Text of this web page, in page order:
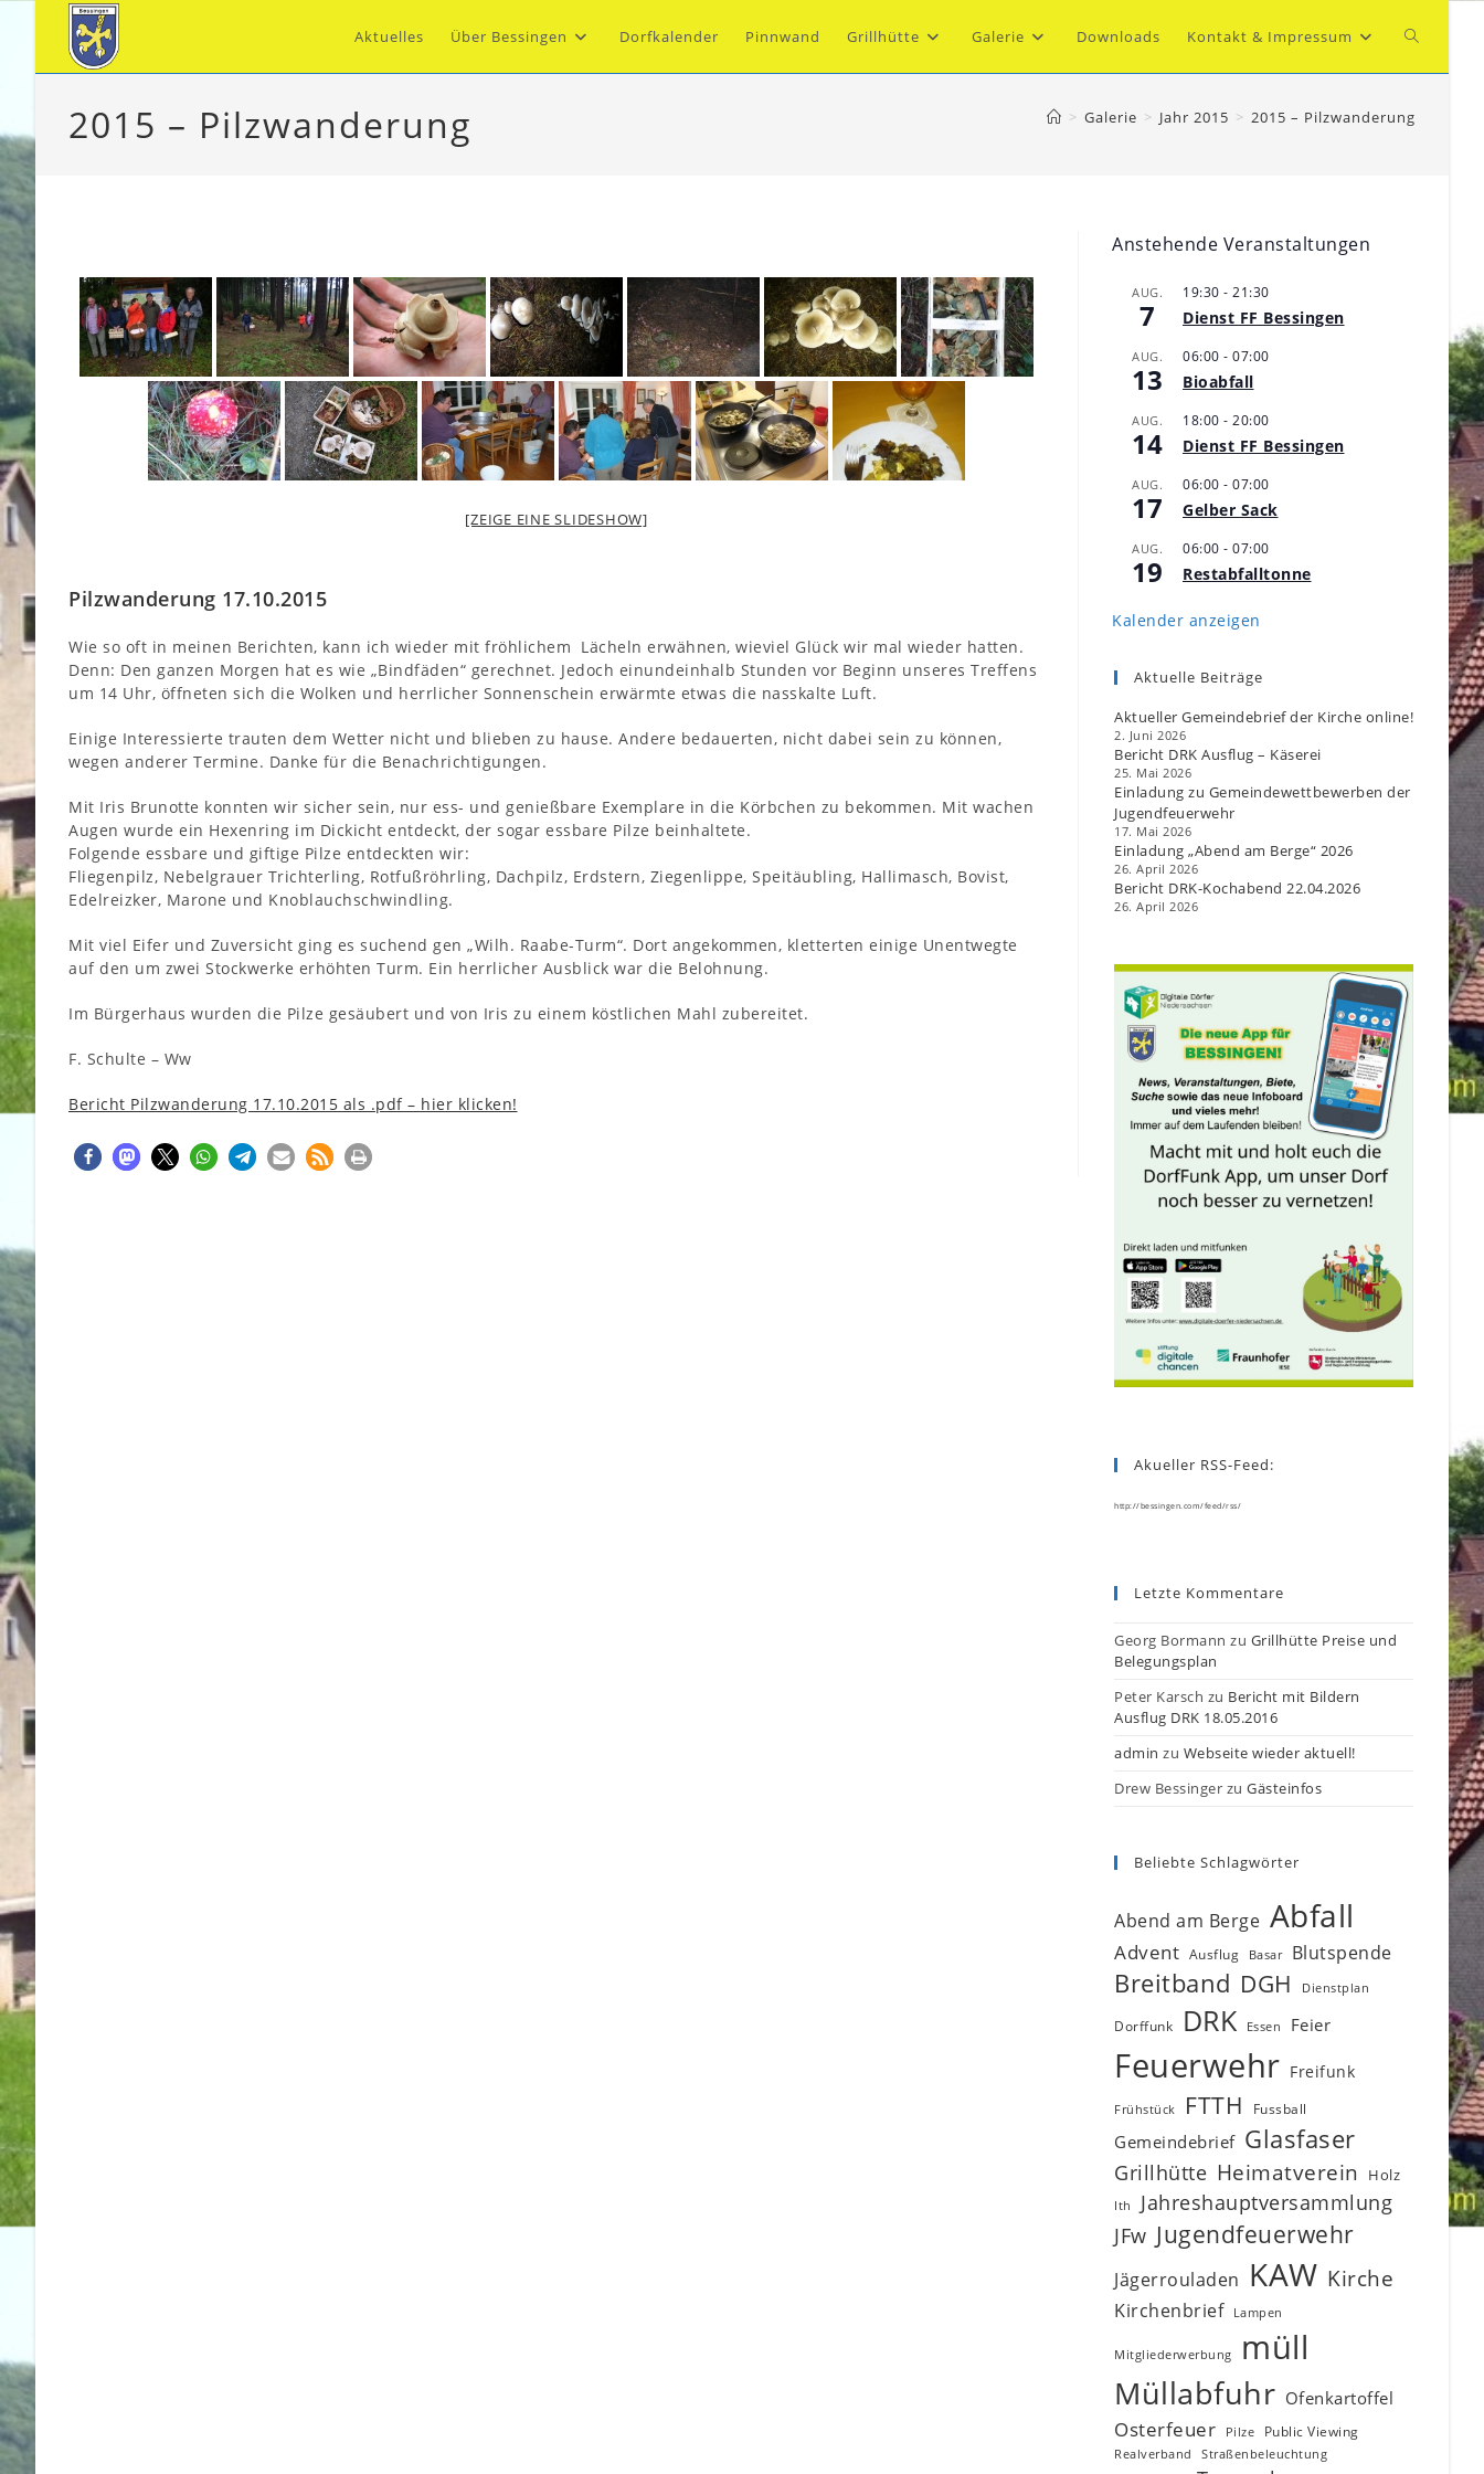
springen
Aktuelles Über Bessingen Dorfkalender Pinnwand Grillhütte Galerie Downloads Kontakt & Impressum Website-
2015 – Pilzwanderung > Galerie > Jahr 2015 > 2015 – Pilzwanderung
[ZEIGE EINE SLIDESHOW]
Pilzwanderung 17.10.2015
Wie so oft in meinen Berichten, kann ich wieder mit fröhlichem Lächeln erwähnen, wieviel Glück wir mal wieder hatten.
Denn: Den ganzen Morgen hat es wie „Bindfäden“ gerechnet. Jedoch einundeinhalb Stunden vor Beginn unseres Treffens
um 14 Uhr, öffneten sich die Wolken und herrlicher Sonnenschein erwärmte etwas die nasskalte Luft.
Einige Interessierte trauten dem Wetter nicht und blieben zu hause. Andere bedauerten, nicht dabei sein zu können,
wegen anderer Termine. Danke für die Benachrichtigungen.
Mit Iris Brunotte konnten wir sicher sein, nur ess- und genießbare Exemplare in die Körbchen zu bekommen. Mit wachen
Augen wurde ein Hexenring im Dickicht entdeckt, der sogar essbare Pilze beinhaltete.
Folgende essbare und giftige Pilze entdeckten wir:
Fliegenpilz, Nebelgrauer Trichterling, Rotfußröhrling, Dachpilz, Erdstern, Ziegenlippe, Speitäubling, Hallimasch, Bovist,
Edelreizker, Marone und Knoblauchschwindling.
Mit viel Eifer und Zuversicht ging es suchend gen „Wilh. Raabe-Turm“. Dort angekommen, kletterten einige Unentwegte
auf den um zwei Stockwerke erhöhten Turm. Ein herrlicher Ausblick war die Belohnung.
Im Bürgerhaus wurden die Pilze gesäubert und von Iris zu einem köstlichen Mahl zubereitet.
F. Schulte – Ww
Bericht Pilzwanderung 17.10.2015 als .pdf – hier klicken!
Anstehende Veranstaltungen
AUG.
7
19:30 - 21:30
Dienst FF Bessingen
AUG.
13
06:00 - 07:00
Bioabfall
AUG.
14
18:00 - 20:00
Dienst FF Bessingen
AUG.
17
06:00 - 07:00
Gelber Sack
AUG.
19
06:00 - 07:00
Restabfalltonne
Kalender anzeigen
Aktuelle Beiträge
Aktueller Gemeindebrief der Kirche online!
2. Juni 2026
Bericht DRK Ausflug – Käserei
25. Mai 2026
Einladung zu Gemeindewettbewerben der
Jugendfeuerwehr
17. Mai 2026
Einladung „Abend am Berge“ 2026
26. April 2026
Bericht DRK-Kochabend 22.04.2026
26. April 2026
Akueller RSS-Feed:
http://bessingen.com/feed/rss/
Letzte Kommentare
Georg Bormann zu Grillhütte Preise und
Belegungsplan
Peter Karsch zu Bericht mit Bildern
Ausflug DRK 18.05.2016
admin zu Webseite wieder aktuell!
Drew Bessinger zu Gästeinfos
Beliebte Schlagwörter
Abend am Berge Abfall
Advent Ausflug Basar Blutspende
Breitband DGH Dienstplan
Dorffunk DRK Essen Feier
Feuerwehr Freifunk
Frühstück FTTH Fussball
Gemeindebrief Glasfaser
Grillhütte Heimatverein Holz
Ith
Jahreshauptversammlung
JFw Jugendfeuerwehr
Jägerrouladen KAW Kirche
Kirchenbrief Lampen
Mitgliederwerbung müll
Müllabfuhr Ofenkartoffel
Osterfeuer Pilze Public Viewing
Realverband Straßenbeleuchtung